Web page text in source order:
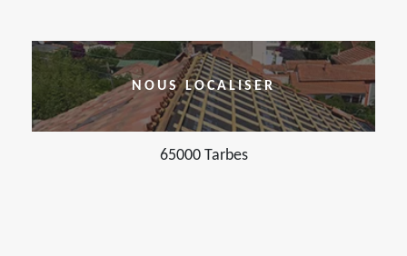
NOUS LOCALISER
65000 Tarbes